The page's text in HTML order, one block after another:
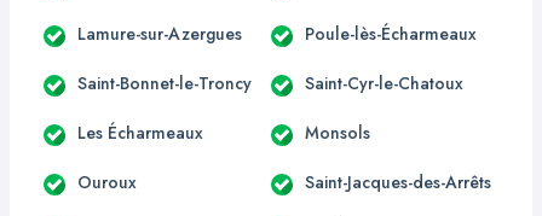
Lamure-sur-Azergues Poule-lès-Écharmeaux
Saint-Bonnet-le-Troncy Saint-Cyr-le-Chatoux
Les Écharmeaux Monsols
Ouroux Saint-Jacques-des-Arrêts